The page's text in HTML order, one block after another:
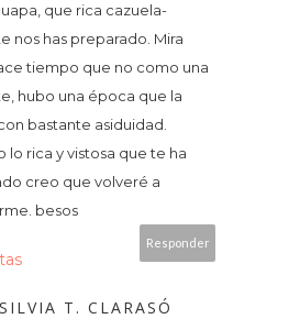
que rica cazuela-
nos has preparado. Mira
tiempo que no como una
hubo una época que la
bastante asiduidad.
lo rica y vistosa que te ha
creo que volveré a
besos
Responder
SILVIA T. CLARASÓ